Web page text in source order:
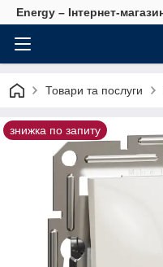
Energy – Інтернет-
Товари та послуги
знижка по запиту